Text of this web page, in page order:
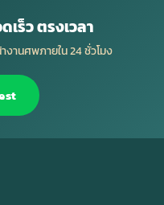
ร็ว ตรงเวลา
านศพภายใน 24 ชั่วโมง